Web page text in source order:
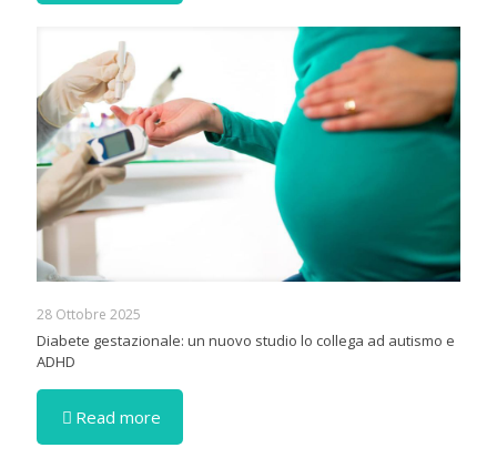
28 Ottobre 2025
Diabete gestazionale: un nuovo studio lo collega ad autismo e
ADHD
Read more